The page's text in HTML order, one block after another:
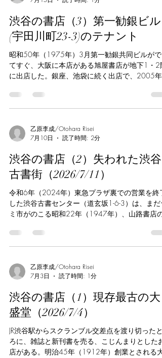
ング館1階に別店舗を開店させていた。 渋谷では
東急グループと西武グループがしのぎを削ったこ
とで知られるが、書店側にこだわりはなかったら
しい。パーキング館はロフトと連絡しており、そ
のまま公園通りへ抜けられる構造だった。ちなみ
にロフトではリブロが営業していた時期があり、
月にはパーキング館からA館7階に移転して現在に
至る。 その後、渋谷西武百貨店が賃貸借契約の終
表がされた。また、啓文堂書店が
渋谷の書店（3）第一勧銀ビル
(宇田川町23-3)のテナント
昭和50年（1975年）3月第一勧銀共同ビルがで
てすぐ、大阪に本店がある旭屋書店が地下1・2階
に出店した。銀座、池袋に続く出店で、2005年8
口を出て目の前が店の入口なので、NHKの語学講
座のテキストなどすぐ買えたのがありがたかっ
ュー）にコミック専門店も出店していたという。
閉店後の短期間、パチスロ店が入居し、真っ暗な
つかなかった。2007年10月18日からはブックフ
ァーストが転居。1998年6月11日から営業して
た東急本店前の建物の立て替えのためで、6フロ
から2フロアに縮小した。 2017年6月4日の閉店
は、2011年11月から2016年3月まで西武百貨店
裏のビルで1フロアで営業していたヴィレッジヴ
に至る。2021年同じビルの8階に、2014年から
業してきた有料・会員制のブックカフェ、森の図
店―会社概要
乙原李成/Otohara Risei
7月10日
読了時間: 2分
渋谷の書店（2）失われた渋谷
古書街（2026/7/11）
令和6年（2024年）東急プラザ裏での営業を終了
した渋谷古書センター（道玄坂1-6-3）は、まだ
ミ市がのこる昭和22年（1947年）、山路書店の
の書店が2階から地下まで入居する形で、昭和46
年（1971年）にいまの建物ができた。東急プラ
誌雑本、成人図書がひしめきあう店舗に掘り出し
物はなく、ただいつも混みあっていた。 道玄坂
つに、文紀堂書店（上通3丁目47）という古書店
が入居していた。マークシティの建物群が広が
る、渋谷再開発のタイミングで世田谷区代田に移
ったのち、代替わりして調布市仙川で今も営業を
続けているという。 文紀堂書店の前にこの
所で営業していた玄誠堂書店は、店主の芥川徳郎
乙原李成/Otohara Risei
7月3日
読了時間: 1分
渋谷の書店（1）現存最古の大
盛堂（2026/7/4）
JR渋谷駅からスクランブル交差点を渡り切ったと
ろに、雑誌と新刊書を売る、こじんまりとしたお
店がある。明治45年（1912年）創業とされる大